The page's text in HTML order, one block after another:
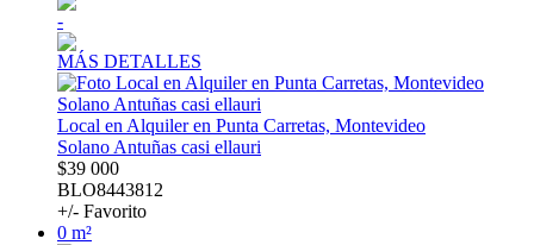
-
MÁS DETALLES
Local en Alquiler en Punta Carretas, Montevideo
Solano Antuñas casi ellauri
$39 000
BLO8443812
+/- Favorito
0 m²